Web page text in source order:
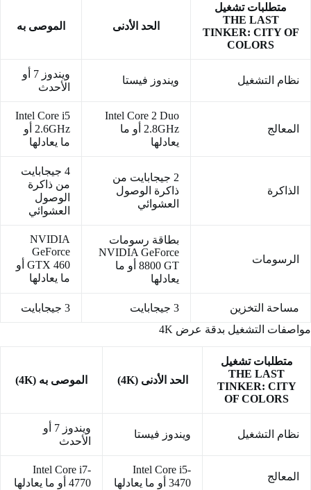
متطلبات تشغيل
THE LAST
TINKER: CITY OF
COLORS
الحد الأدنى الموصى به
نظام التشغيل ويندوز فيستا
ويندوز 7 أو
الأحدث
المعالج
Intel Core 2 Duo
2.8GHz أو ما
يعادلها
Intel Core i5
2.6GHz أو
ما يعادلها
الذاكرة
2 جيجابايت من
ذاكرة الوصول
العشوائي
4 جيجابايت
من ذاكرة
الوصول
العشوائي
الرسومات
بطاقة رسومات
NVIDIA GeForce
8800 GT أو ما
يعادلها
NVIDIA
GeForce
GTX 460 أو
ما يعادلها
مساحة التخزين 3 جيجابايت
3 جيجابايت
مواصفات التشغيل بدقة عرض 4K
متطلبات تشغيل
THE LAST
TINKER: CITY
OF COLORS
الحد الأدنى (4K) الموصى به (4K)
نظام التشغيل ويندوز فيستا
ويندوز 7 أو
الأحدث
المعالج
Intel Core i5-
3470 أو ما يعادلها
Intel Core i7-
4770 أو ما يعادلها